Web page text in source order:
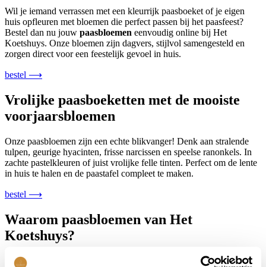
Wil je iemand verrassen met een kleurrijk paasboeket of je eigen
huis opfleuren met bloemen die perfect passen bij het paasfeest?
Bestel dan nu jouw paasbloemen eenvoudig online bij Het
Koetshuys. Onze bloemen zijn dagvers, stijlvol samengesteld en
zorgen direct voor een feestelijk gevoel in huis.
bestel ⟶
Vrolijke paasboeketten met de mooiste
voorjaarsbloemen
Onze paasbloemen zijn een echte blikvanger! Denk aan stralende
tulpen, geurige hyacinten, frisse narcissen en speelse ranonkels. In
zachte pastelkleuren of juist vrolijke felle tinten. Perfect om de lente
in huis te halen en de paastafel compleet te maken.
bestel ⟶
Waarom paasbloemen van Het
Koetshuys?